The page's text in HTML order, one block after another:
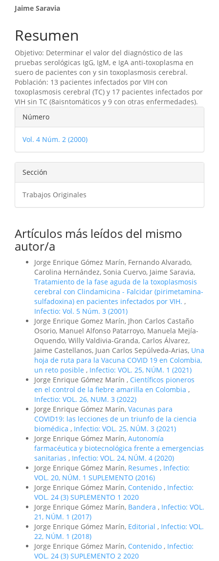
Jaime Saravia
Resumen
Objetivo: Determinar el valor del diagnóstico de las
pruebas serológicas IgG, IgM, e IgA anti-toxoplasma en
suero de pacientes con y sin toxoplasmosis cerebral.
Población: 13 pacientes infectados por VIH con
toxoplasmosis cerebral (TC) y 17 pacientes infectados por
VIH sin TC (8aisntomáticos y 9 con otras enfermedades).
Detalles
del
artículo
Número
Vol. 4 Núm. 2 (2000)
Sección
Trabajos Originales
Artículos más leídos del mismo
autor/a
Jorge Enrique Gómez Marín, Fernando Alvarado,
Carolina Hernández, Sonia Cuervo, Jaime Saravia,
Tratamiento de la fase aguda de la toxoplasmosis
cerebral con Clindamicina - Falcidar (pirimetamina-
sulfadoxina) en pacientes infectados por VIH. ,
Infectio: Vol. 5 Núm. 3 (2001)
Jorge Enrique Gomez Marín, Jhon Carlos Castaño
Osorio, Manuel Alfonso Patarroyo, Manuela Mejía-
Oquendo, Willy Valdivia-Granda, Carlos Álvarez,
Jaime Castellanos, Juan Carlos Sepúlveda-Arias, Una
hoja de ruta para la Vacuna COVID 19 en Colombia,
un reto posible , Infectio: VOL. 25, NÚM. 1 (2021)
Jorge Enrique Gómez Marín , Científicos pioneros
en el control de la fiebre amarilla en Colombia ,
Infectio: VOL. 26, NUM. 3 (2022)
Jorge Enrique Gómez Marín, Vacunas para
COVID19: las lecciones de un triunfo de la ciencia
biomédica , Infectio: VOL. 25, NÚM. 3 (2021)
Jorge Enrique Gómez Marín, Autonomía
farmacéutica y biotecnológica frente a emergencias
sanitarias , Infectio: VOL. 24, NÚM. 4 (2020)
Jorge Enrique Gómez Marín, Resumes , Infectio:
VOL. 20, NÚM. 1 SUPLEMENTO (2016)
Jorge Enrique Gómez Marín, Contenido , Infectio:
VOL. 24 (3) SUPLEMENTO 1 2020
Jorge Enrique Gómez Marín, Bandera , Infectio: VOL.
21, NÚM. 1 (2017)
Jorge Enrique Gómez Marín, Editorial , Infectio: VOL.
22, NÚM. 1 (2018)
Jorge Enrique Gómez Marín, Contenido , Infectio:
VOL. 24 (3) SUPLEMENTO 2 2020